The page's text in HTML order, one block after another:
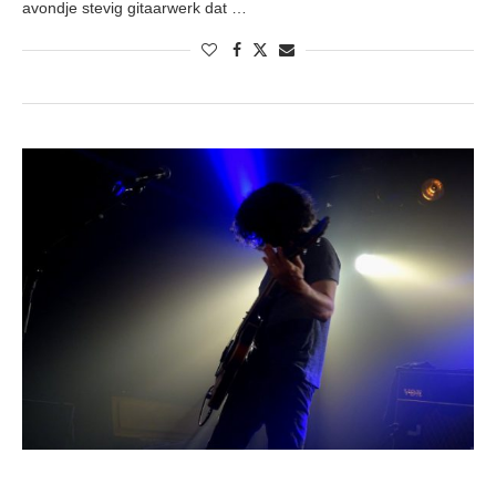
avondje stevig gitaarwerk dat …